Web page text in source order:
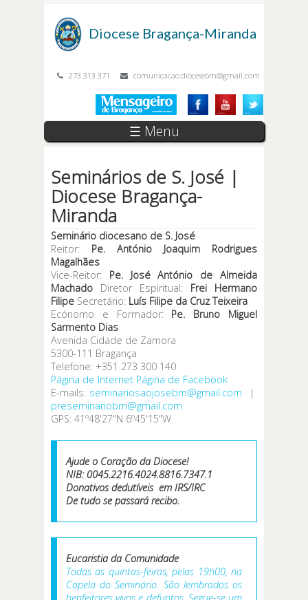
Diocese Bragança-Miranda
273 313 371 comunicacao.diocesebm@gmail.com
☰ Menu
Seminários de S. José |
Diocese Bragança-
Miranda
Seminário diocesano de S. José
Reitor: Pe. António Joaquim Rodrigues
Magalhães
Vice-Reitor: Pe. José António de Almeida
Machado Diretor Espiritual: Frei Hermano
Filipe Secretário: Luís Filipe da Cruz Teixeira
Ecónomo e Formador: Pe. Bruno Miguel
Sarmento Dias
Avenida Cidade de Zamora
5300-111 Bragança
Telefone: +351 273 300 140
Página de Internet Página de Facebook
E-mails: seminariosaojosebm@gmail.com |
preseminariobm@gmail.com
GPS: 41º48'27"N 6º45'15"W
Ajude o Coração da Diocese!
NIB: 0045.2216.4024.8816.7347.1
Donativos dedutíveis em IRS/IRC
De tudo se passará recibo.
Eucaristia da Comunidade
Todas as quintas-feiras, pelas 19h00, na
Capela do Seminário. São lembrados os